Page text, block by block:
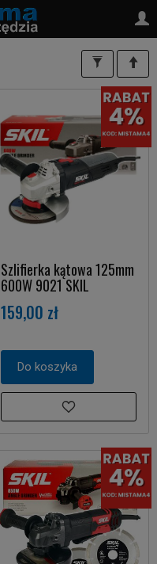
Szlifierka kątowa 125mm
600W 9021 SKIL
159,00 zł
Do koszyka